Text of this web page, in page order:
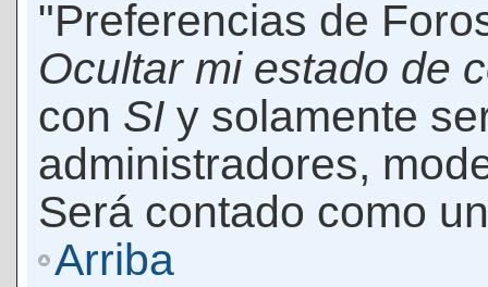
"Preferencias de
Ocultar mi estado de
con SI y solamente
administradores,
Será contado como
Arriba